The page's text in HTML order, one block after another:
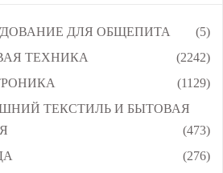
ДЛЯ ОБЩЕПИТА
(5)
ТЕХНИКА
(2242)
(1129)
ТЕКСТИЛЬ И БЫТОВАЯ
(473)
(276)